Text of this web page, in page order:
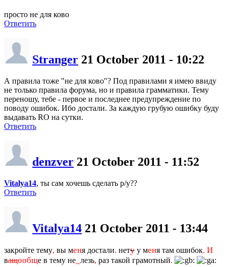
просто не для ково
Ответить
Stranger 21 October 2011 - 10:22
А правила тоже "не для ково"? Под правилами я имею ввиду
не только правила форума, но и правила грамматики. Тему
переношу, тебе - первое и последнее предупреждение по
поводу ошибок. Ибо достали. За каждую грубую ошибку буду
выдавать RO на сутки.
Ответить
denzver 21 October 2011 - 11:52
Vitalya14, ты сам хочешь сделать р/у??
Ответить
Vitalya14 21 October 2011 - 13:44
закройте тему, вы меня достали. нету у меня там ошибок. И
ващообще в тему не лезь, раз такой грамотный.